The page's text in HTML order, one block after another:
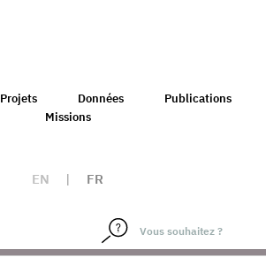
Projets Données
Publications
Missions
EN | FR